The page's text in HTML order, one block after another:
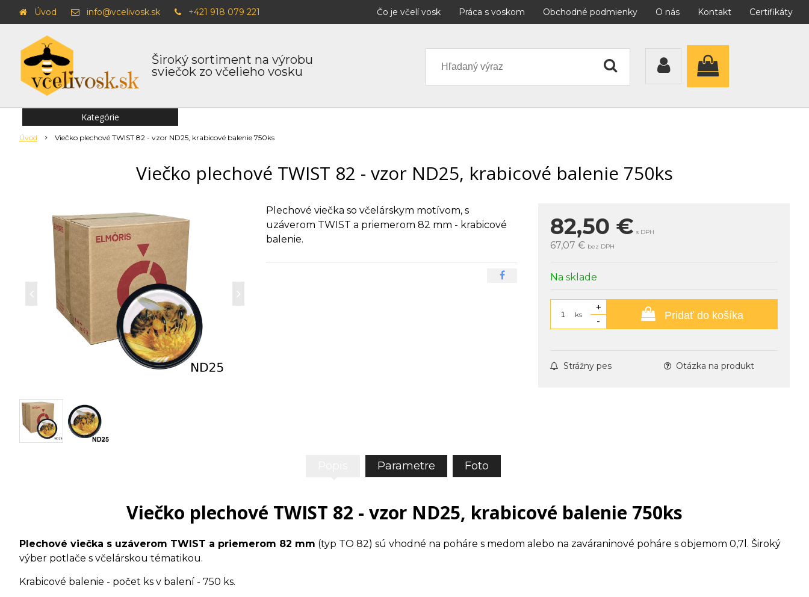
Široký sortiment na výrobu
sviečok zo včelieho vosku
Úvod info@vcelivosk.sk +421 918 079 221 Čo je včelí vosk Práca s voskom Obchodné podmienky O nás Kontakt Certifikáty
Úvod Viečko plechové TWIST 82 - vzor ND25, krabicové balenie 750ks
Viečko plechové TWIST 82 - vzor ND25, krabicové balenie 750ks
82,50 € s DPH
67,07 € bez DPH
Na sklade
ks
+
-
Pridať do košíka
Strážny pes Otázka na produkt
Plechové viečka so včelárskym motívom, s
uzáverom TWIST a priemerom 82 mm - krabicové
balenie.
Parametre Foto
Viečko plechové TWIST 82 - vzor ND25, krabicové balenie 750ks
Plechové viečka s uzáverom TWIST a priemerom 82 mm (typ TO 82) sú vhodné na poháre s medom alebo na zaváraninové poháre s objemom 0,7l. Široký
výber potlače s včelárskou tématikou.
Krabicové balenie - počet ks v balení - 750 ks.
Kategórie